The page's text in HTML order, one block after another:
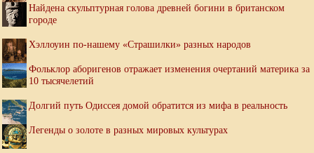
Найдена скульптурная голова древней богини в британском
городе
Хэллоуин по-нашему «Страшилки» разных народов
Фольклор аборигенов отражает изменения очертаний материка за
10 тысячелетий
Долгий путь Одиссея домой обратится из мифа в реальность
Легенды о золоте в разных мировых культурах